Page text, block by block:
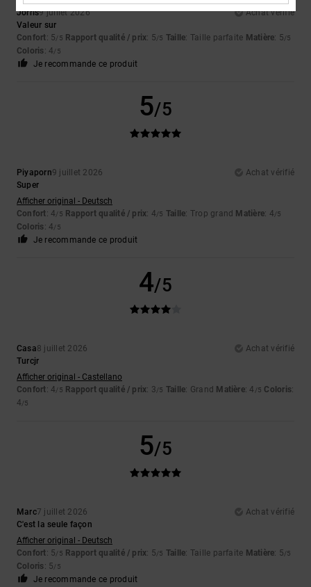
Jorris9 juillet 2026
Achat vérifié
Valeur sur
Confort: 5/5 Rapport qualité / prix: 5/5 Taille: Taille parfaite Matière: 5/5
Coloris: 4/5
Je recommande ce produit
5/5
Piyaporn9 juillet 2026
Achat vérifié
Super
Afficher original - Deutsch
Confort: 4/5 Rapport qualité / prix: 4/5 Taille: Trop grand Matière: 4/5
Coloris: 4/5
Je recommande ce produit
4/5
Casa8 juillet 2026
Achat vérifié
Turcjr
Afficher original - Castellano
Confort: 4/5 Rapport qualité / prix: 3/5 Taille: Grand Matière: 4 /5 Coloris:
4/5
5/5
Marc7 juillet 2026
Achat vérifié
C'est la seule façon
Afficher original - Deutsch
Confort: 5/5 Rapport qualité / prix: 5/5 Taille: Taille parfaite Matière: 5/5
Coloris: 5/5
Je recommande ce produit